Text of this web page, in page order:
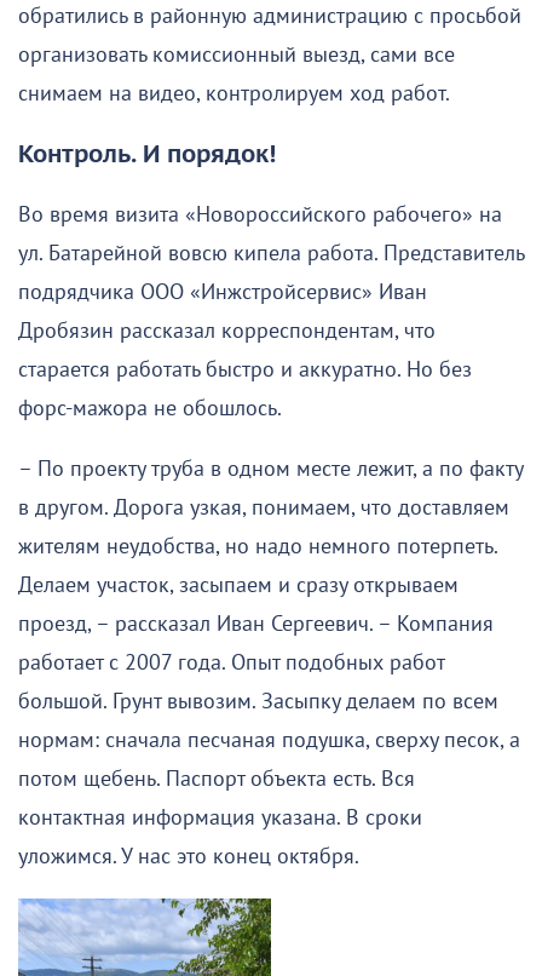
обратились в районную администрацию с просьбой
организовать комиссионный выезд, сами все
снимаем на видео, контролируем ход работ.
Контроль. И порядок!
Во время визита «Новороссийского рабочего» на
ул. Батарейной вовсю кипела работа. Представитель
подрядчика ООО «Инжстройсервис» Иван
Дробязин рассказал корреспондентам, что
старается работать быстро и аккуратно. Но без
форс-мажора не обошлось.
– По проекту труба в одном месте лежит, а по факту
в другом. Дорога узкая, понимаем, что доставляем
жителям неудобства, но надо немного потерпеть.
Делаем участок, засыпаем и сразу открываем
проезд, – рассказал Иван Сергеевич. – Компания
работает с 2007 года. Опыт подобных работ
большой. Грунт вывозим. Засыпку делаем по всем
нормам: сначала песчаная подушка, сверху песок, а
потом щебень. Паспорт объекта есть. Вся
контактная информация указана. В сроки
уложимся. У нас это конец октября.